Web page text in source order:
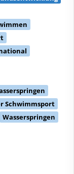
Schwimmsport
Wasserspringen